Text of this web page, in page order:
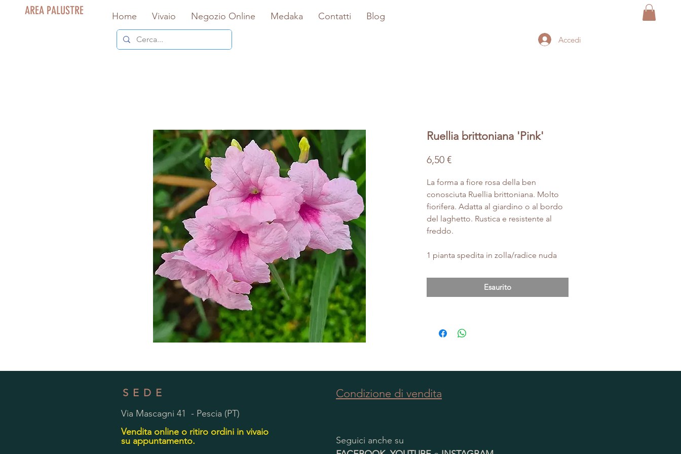
AREA PALUSTRE Home Vivaio Negozio Online Medaka Contatti Blog
Accedi
Ruellia brittoniana 'Pink'
6,50 €Prezzo
La forma a fiore rosa della ben
conosciuta Ruellia brittoniana. Molto
fiorifera. Adatta al giardino o al bordo
del laghetto. Rustica e resistente al
freddo.
1 pianta spedita in zolla/radice nuda
Esaurito
SEDE
Via Mascagni 41 - Pescia (PT)
Vendita online o ritiro ordini in vivaio
su appuntamento.
Condizione di vendita
Seguici anche su